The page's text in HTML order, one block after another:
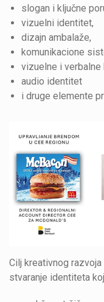
slogan i ključne
vizuelni identitet,
dizajn ambalaže,
komunikacione
vizuelne i verbalne
audio identitet
i druge elemente
Cilj kreativnog
stvaranje identiteta